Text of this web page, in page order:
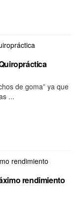
de goma” ya que
...
rendimiento